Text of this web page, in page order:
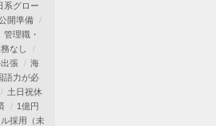
系グロー
開準備
管理職・
なし
張
海
語力が必
土日祝休
1億円
採用（未